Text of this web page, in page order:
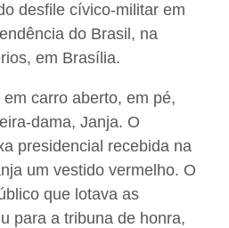
desfile cívico-militar em
do Brasil, na
em Brasília.
carro aberto, em pé,
dama, Janja. O
presidencial recebida na
um vestido vermelho. O
que lotava as
para a tribuna de honra,